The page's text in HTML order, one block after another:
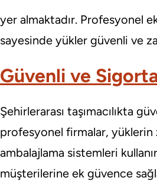
yer almaktadır. Profesyonel
sayesinde yükler güvenli ve
Güvenli ve
Şehirlerarası taşımacılıkta
profesyonel firmalar,
ambalajlama sistemleri
müşterilerine ek güvence